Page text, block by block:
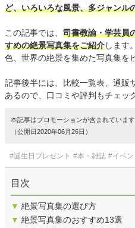
ど、いろいろな風景、多ジャンル
この記事では、 司書教諭・学芸員
すめの絶景写真集をご紹介します
色、世界の絶景を集めた写真集を
記事後半には、比較一覧表、通販
あるので、口コミや評判もチェッ
本記事はプロモーションが含まれていま
（公開日2020年06月26日）
#誕生日プレゼント #本・雑誌 #イベン
目次
▼ 絶景写真集の選び方
▼ 絶景写真集のおすすめ13選